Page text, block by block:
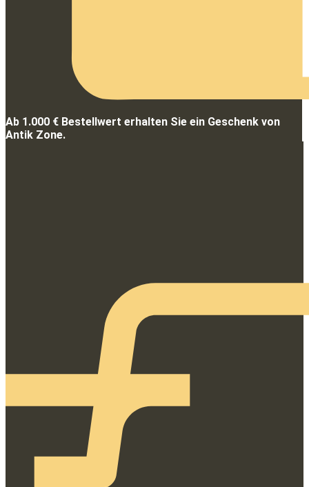
Ab 1.000 € Bestellwert erhalten Sie ein Geschenk von
Antik Zone.